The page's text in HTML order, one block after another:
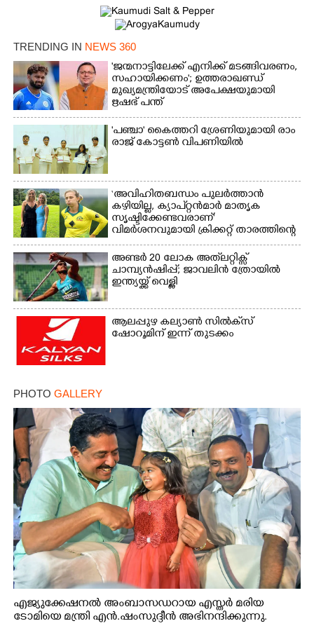
TRENDING IN NEWS 360
'ജന്മനാട്ടിലേക്ക് എനിക്ക് മടങ്ങിവരണം,
സഹായിക്കണം'; ഉത്തരാഖണ്ഡ്
മുഖ്യമന്ത്രിയോട് അപേക്ഷയുമായി
ഋഷഭ് പന്ത്
'​പ​ഞ്ചാ​'​ ​കൈ​ത്ത​റി​ ​ശ്രേ​ണി​യു​മാ​യി​ ​രാം​
രാ​ജ് ​കോ​ട്ടൺ വിപണിയിൽ
‘അവിഹിതബന്ധം പുലർത്താൻ
കഴിയില്ല,​ ക്യാപ്റ്റൻമാർ മാതൃക
സൃഷ്ടിക്കേണ്ടവരാണ്'
വിമർശനവുമായി ക്രിക്കറ്റ് താരത്തിന്റെ
ഭാര്യ
അണ്ടർ 20 ലോക അത്‌ലറ്റിക്സ്
ചാമ്പ്യൻഷിപ്പ്; ജാവലിൻ ത്രോയിൽ
ഇന്ത്യയ്ക്ക് വെള്ളി
ആലപ്പുഴ കല്യാൺ സിൽക്‌സ്
ഷോറൂമിന് ഇന്ന് തുടക്കം
PHOTO GALLERY
എജ്യുക്കേഷനൽ അംബാസഡറായ എസ്തർ മരിയ
ടോമിയെ മന്ത്രി എൻ.ഷംസുദ്ദീൻ അഭിനന്ദിക്കുന്നു.